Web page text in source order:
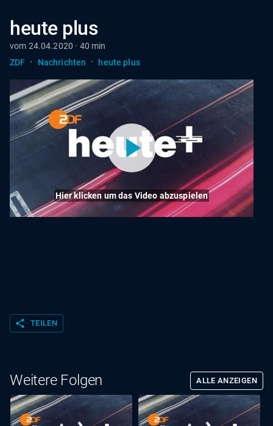
heute plus
vom 24.04.2020 · 40 min
ZDF · Nachrichten · heute plus
Hier klicken um das Video abzuspielen
share TEILEN
Weitere Folgen ALLE ANZEIGEN